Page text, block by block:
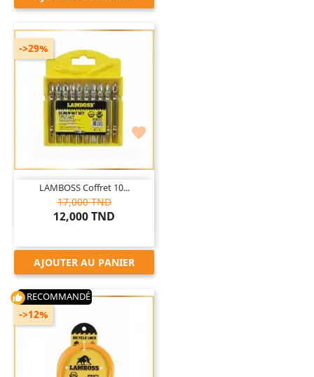

LAMBOSS Coffret 10...
17,000 TND
12,000 TND
->29%
AJOUTER AU PANIER
thumb_up RECOMMANDÉ
->12%